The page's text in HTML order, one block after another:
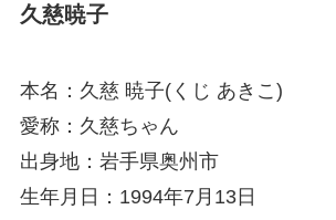
久慈暁子
本名：久慈 暁子(くじ あきこ)
愛称：久慈ちゃん
出身地：岩手県奥州市
生年月日：1994年7月13日